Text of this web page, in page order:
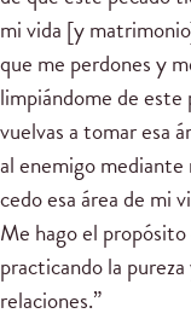
mi vida [y
que me perdones y
limpiándome de este
vuelvas a tomar esa
al enemigo
cedo esa área de mi
Me hago el
practicando la
relaciones.”